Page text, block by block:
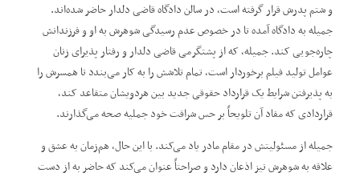
و شتم پدرش قرار گرفته است، در سالن دادگاه قاضی دلدار حاضر شده‌اند.
جمیله به دادگاه آمده تا در خصوص عدم رسیدگی شوهرش به او و فرزندانش
چاره‌جویی کند. جمیله، که از پشتگرمی قاضی دلدار و رفتار پذیرای زنان
عوامل تولید فیلم برخوردار است، تمام تلاشش را به کار می‌بندد تا همسرش را
به پذیرفتن شرایط یک قرارداد حقوقی جدید بین هردویشان متقاعد کند،
قراردادی که مفاد آن تلویحاً بر حس شرافت خود جملیه صحه می‌گذارند.
جمیله از مسئولیتش در مقام مادر یاد می‌کند. با این ‌حال، هم‌زمان به عشق و
علاقه به شوهرش نیز اذعان دارد و صراحتاً عنوان می‌کند که حاضر به از دست